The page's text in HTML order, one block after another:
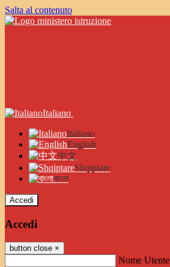
Salta al contenuto
Italiano
Italiano
English
中文
Shqiptare
বাংলা
Accedi
Accedi
button close ×
Nome Utente